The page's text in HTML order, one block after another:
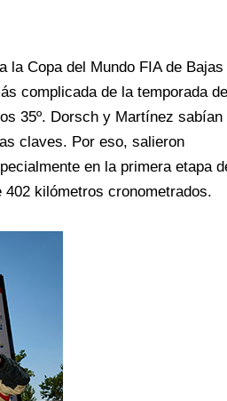
la Copa del Mundo FIA de Bajas
complicada de la temporada
35º. Dorsch y Martínez sabían
claves. Por eso, salieron
en la primera etapa
kilómetros cronometrados.